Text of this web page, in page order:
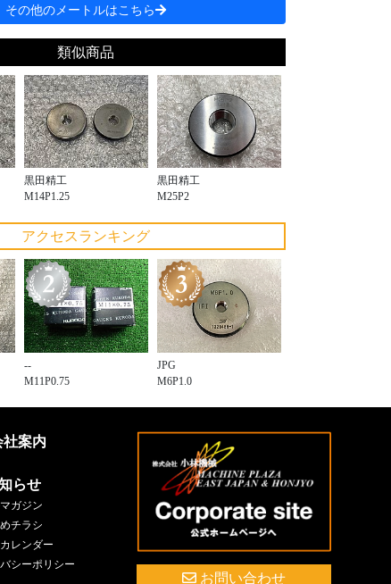
その他のメートルはこちら
類似商品
黒田精工
M14P1.25
黒田精工
M25P2
アクセスランキング
--
M11P0.75
JPG
M6P1.0
案内
らせ
ガジン
チラシ
レンダー
シーポリシー
お問い合わせ